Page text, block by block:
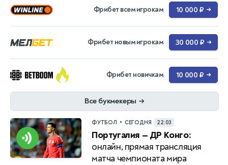
Фрибет всем игрокам 10 000 ₽ →
Фрибет новым игрокам 30 000 ₽ →
Фрибет новичкам 10 000 ₽ →
Все букмекеры →
ФУТБОЛ • СЕГОДНЯ 22:03
Португалия — ДР Конго:
онлайн, прямая трансляция
матча чемпионата мира